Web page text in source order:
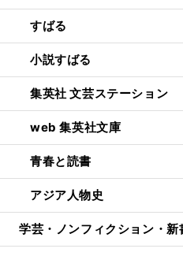
すばる
小説すばる
集英社 文芸ステーション
web 集英社文庫
青春と読書
アジア人物史
学芸・ノンフィクション・新